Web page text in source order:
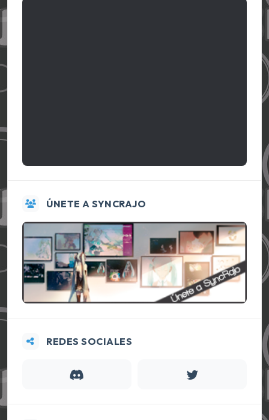
ÚNETE A SYNCRAJO
REDES SOCIALES